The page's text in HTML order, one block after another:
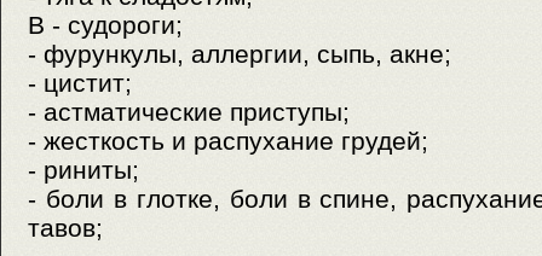
В - судороги;
- фурункулы, аллергии, сыпь, акне;
- цистит;
- астматические приступы;
- жесткость и распухание грудей;
- риниты;
- боли в глотке, боли в спине,
тавов;